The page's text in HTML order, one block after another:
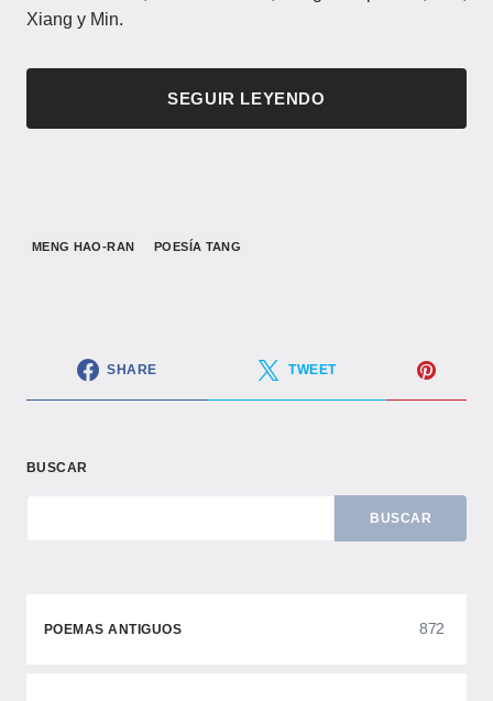
Xiang y Min.
SEGUIR LEYENDO
MENG HAO-RAN POESÍA TANG
SHARE TWEET
BUSCAR
BUSCAR
POEMAS ANTIGUOS 872